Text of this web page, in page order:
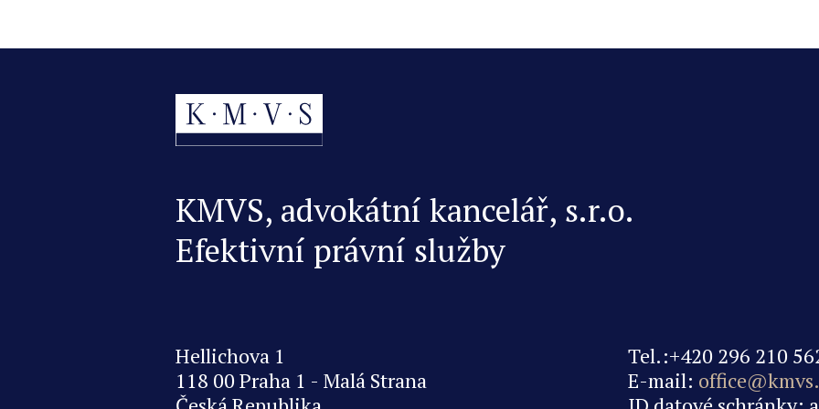
KMVS, advokátní kancelář, s.r.o.
Efektivní právní služby
Hellichova 1
118 00 Praha 1 - Malá Strana
Tel.:+420 296 210
E-mail: